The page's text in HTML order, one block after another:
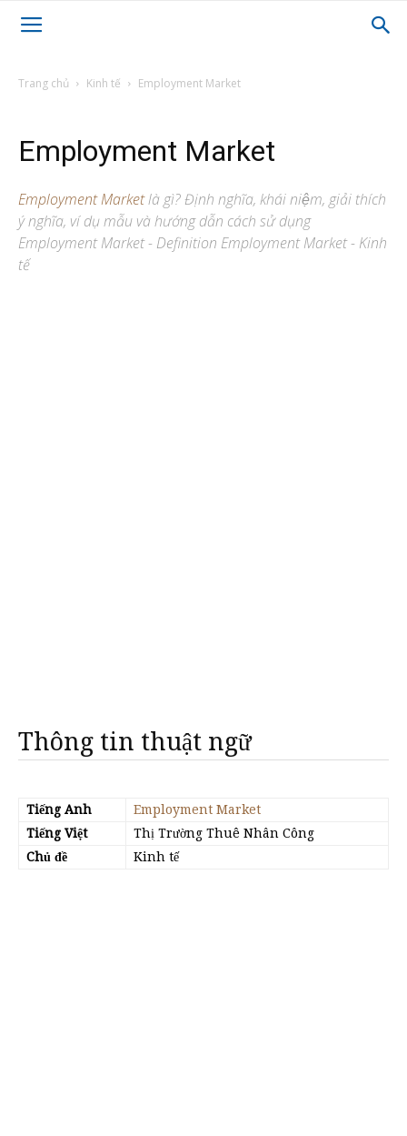
Trang chủ Kinh tế Employment Market
Employment Market
Employment Marketlà gì? Định nghĩa, khái niệm, giải thích
ý nghĩa, ví dụ mẫu và hướng dẫn cách sử dụng
Employment Market - Definition Employment Market - Kinh
tế
Thông tin thuật ngữ
Tiếng Anh
Employment Market
Tiếng Việt
Thị Trường Thuê Nhân Công
Chủ đề
Kinh tế